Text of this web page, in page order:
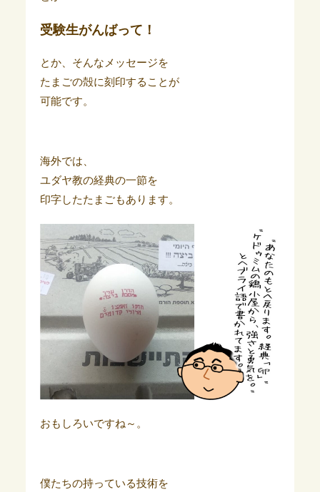
受験生がんばって！
とか、そんなメッセージを
たまごの殻に刻印することが
可能です。
海外では、
ユダヤ教の経典の一節を
印字したたまごもあります。
おもしろいですね～。
僕たちの持っている技術を